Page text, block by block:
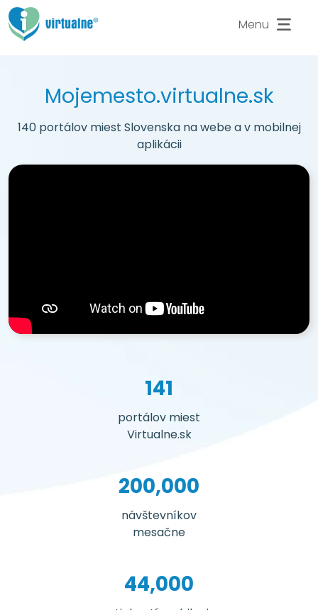
Menu
Mojemesto.virtualne.sk
140 portálov miest Slovenska na webe a v mobilnej
aplikácii
141
portálov miest
Virtualne.sk
200,000
návštevníkov
mesačne
44,000